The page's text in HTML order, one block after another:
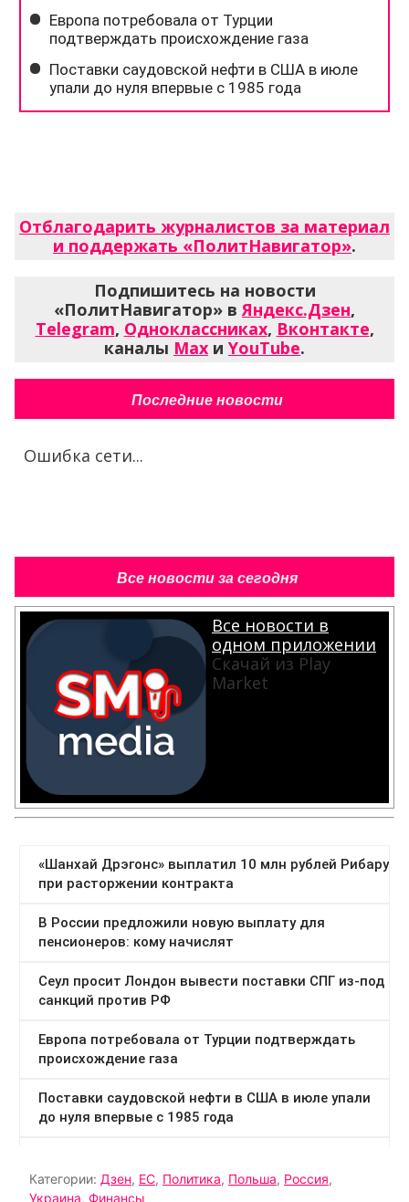
Отблагодарить журналистов за материал
и поддержать «ПолитНавигатор».
Подпишитесь на новости
«ПолитНавигатор» вЯндекс.Дзен,
Telegram, Одноклассниках, Вконтакте,
каналы Max и YouTube.
Последние новости
Ошибка сети...
Все новости за сегодня
Все новости в
одном приложении
Скачай из Play
Market
Категории: Дзен, ЕС, Политика, Польша, Россия,
Украина, Финансы